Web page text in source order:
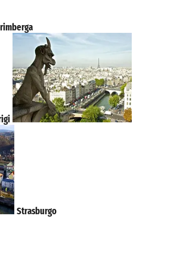
Strasburgo